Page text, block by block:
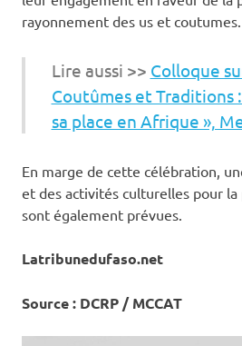
rayonnement des us et coutumes.
Lire aussi >> Colloque
Coutûmes et Traditions
sa place en Afrique »,
‎En marge de cette célébration,
et des activités culturelles pour la
sont également prévues.
Latribunedufaso.net
‎Source : DCRP / MCCAT